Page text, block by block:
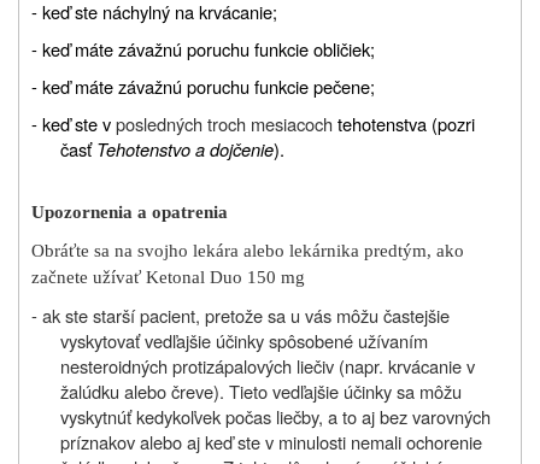
- keď ste náchylný na krvácanie;
- keď máte závažnú poruchu funkcie obličiek;
- keď máte závažnú poruchu funkcie pečene;
- keď ste vposledných troch mesiacochtehotenstva (pozri
časť Tehotenstvo a dojčenie).
Upozornenia a opatrenia
Obráťte sa na svojho lekára alebo lekárnika predtým, ako
začnete užívať Ketonal Duo 150 mg
- ak ste starší pacient, pretože sa u vás môžu častejšie
vyskytovať vedľajšie účinky spôsobené užívaním
nesteroidných protizápalových liečiv (napr. krvácanie v
žalúdku alebo čreve). Tieto vedľajšie účinky sa môžu
vyskytnúť kedykoľvek počas liečby, a to aj bez varovných
príznakov alebo aj keď ste v minulosti nemali ochorenie